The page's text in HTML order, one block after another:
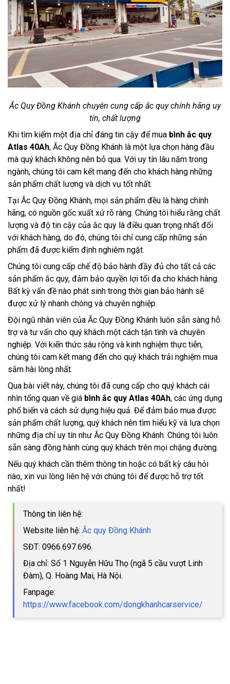
Ắc Quy Đồng Khánh chuyên cung cấp ắc quy chính hãng uy
tín, chất lượng
Khi tìm kiếm một địa chỉ đáng tin cậy để mua bình ắc quy
Atlas 40Ah, Ắc Quy Đồng Khánh là một lựa chọn hàng đầu
mà quý khách không nên bỏ qua. Với uy tín lâu năm trong
ngành, chúng tôi cam kết mang đến cho khách hàng những
sản phẩm chất lượng và dịch vụ tốt nhất.
Tại Ắc Quy Đồng Khánh, mọi sản phẩm đều là hàng chính
hãng, có nguồn gốc xuất xứ rõ ràng. Chúng tôi hiểu rằng chất
lượng và độ tin cậy của ắc quy là điều quan trọng nhất đối
với khách hàng, do đó, chúng tôi chỉ cung cấp những sản
phẩm đã được kiểm định nghiêm ngặt.
Chúng tôi cung cấp chế độ bảo hành đầy đủ cho tất cả các
sản phẩm ắc quy, đảm bảo quyền lợi tối đa cho khách hàng.
Bất kỳ vấn đề nào phát sinh trong thời gian bảo hành sẽ
được xử lý nhanh chóng và chuyên nghiệp.
Đội ngũ nhân viên của Ắc Quy Đồng Khánh luôn sẵn sàng hỗ
trợ và tư vấn cho quý khách một cách tận tình và chuyên
nghiệp. Với kiến thức sâu rộng và kinh nghiệm thực tiễn,
chúng tôi cam kết mang đến cho quý khách trải nghiệm mua
sắm hài lòng nhất.
Qua bài viết này, chúng tôi đã cung cấp cho quý khách cái
nhìn tổng quan về giá bình ắc quy Atlas 40Ah, các ứng dụng
phổ biến và cách sử dụng hiệu quả. Để đảm bảo mua được
sản phẩm chất lượng, quý khách nên tìm hiểu kỹ và lựa chọn
những địa chỉ uy tín như Ắc Quy Đồng Khánh. Chúng tôi luôn
sẵn sàng đồng hành cùng quý khách trên mọi chặng đường.
Nếu quý khách cần thêm thông tin hoặc có bất kỳ câu hỏi
nào, xin vui lòng liên hệ với chúng tôi để được hỗ trợ tốt
nhất!
Thông tin liên hệ:
Website liên hệ: Ắc quy Đồng Khánh
SĐT: 0966.697.696.
Địa chỉ: Số 1 Nguyễn Hữu Thọ (ngã 5 cầu vượt Linh
Đàm), Q. Hoàng Mai, Hà Nội.
Fanpage:
https://www.facebook.com/dongkhanhcarservice/